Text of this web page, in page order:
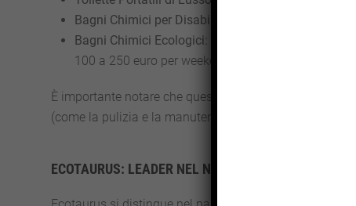
Bagni Chimici per Disabili:
Bagni Chimici Ecologici: I costi possono essere
100 a 250 euro per weekend/evento.
È importante notare che questi costi sono indicativi e
(come la pulizia e la manutenzione in loco), e le tasse
ECOTAURUS: LEADER NEL NOLEGGIO DI BAGNI